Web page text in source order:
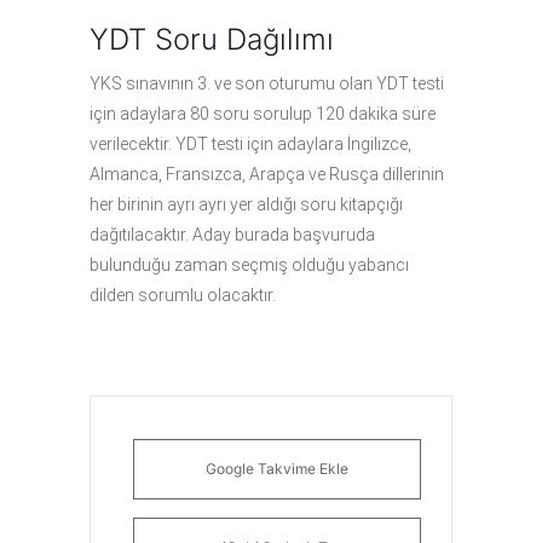
YDT Soru Dağılımı
YKS sınavının 3. ve son oturumu olan YDT testi
için adaylara 80 soru sorulup 120 dakika süre
verilecektir. YDT testi için adaylara İngilizce,
Almanca, Fransızca, Arapça ve Rusça dillerinin
her birinin ayrı ayrı yer aldığı soru kitapçığı
dağıtılacaktır. Aday burada başvuruda
bulunduğu zaman seçmiş olduğu yabancı
dilden sorumlu olacaktır.
Google Takvime Ekle